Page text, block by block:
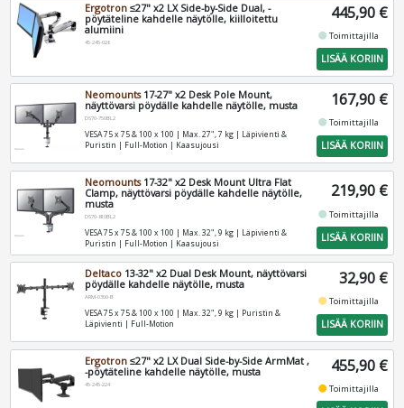
Ergotron ≤27" x2 LX Side-by-Side Dual, -
pöytäteline kahdelle näytölle, kiilloitettu
alumiini
45-245-026
445,90 €
fiber_manual_recordToimittajilla
LISÄÄ KORIIN
Neomounts17-27" x2 Desk Pole Mount,
näyttövarsi pöydälle kahdelle näytölle, musta
DS70-750BL2
VESA 75 x 75 & 100 x 100 | Max. 27", 7 kg | Läpivienti &
Puristin | Full-Motion | Kaasujousi
167,90 €
fiber_manual_recordToimittajilla
LISÄÄ KORIIN
Neomounts17-32" x2 Desk Mount Ultra Flat
Clamp, näyttövarsi pöydälle kahdelle näytölle,
musta
DS70-810BL2
VESA 75 x 75 & 100 x 100 | Max. 32", 9 kg | Läpivienti &
Puristin | Full-Motion | Kaasujousi
219,90 €
fiber_manual_recordToimittajilla
LISÄÄ KORIIN
Deltaco 13-32" x2 Dual Desk Mount, näyttövarsi
pöydälle kahdelle näytölle, musta
ARM-0300-B
VESA 75 x 75 & 100 x 100 | Max. 32", 9 kg | Puristin &
Läpivienti | Full-Motion
32,90 €
fiber_manual_recordToimittajilla
LISÄÄ KORIIN
Ergotron ≤27" x2 LX Dual Side-by-Side ArmMat ,
-pöytäteline kahdelle näytölle, musta
45-245-224
455,90 €
fiber_manual_recordToimittajilla